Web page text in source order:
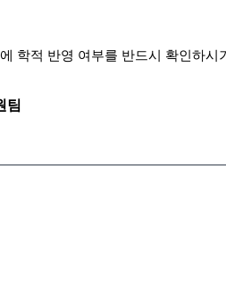
학적 반영 여부를 반드시 확인하시
팀